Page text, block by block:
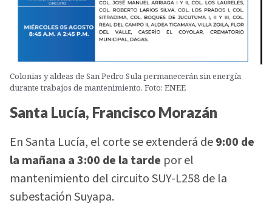
Colonias y aldeas de San Pedro Sula permanecerán sin energía
durante trabajos de mantenimiento. Foto: ENEE
Santa Lucía, Francisco Morazán
En Santa Lucía, el corte se extenderá de9:00 de
la mañana a 3:00 de la tarde por el
mantenimiento del circuito SUY-L258 de la
subestación Suyapa.